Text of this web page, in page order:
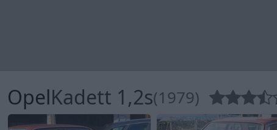
OpelKadett 1,2s(1979)